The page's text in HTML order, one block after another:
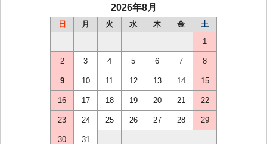
2026年8月
日 月 火 水 木 金
土
1
2 3 4 5 6 7 8
9 10 11 12 13 14 15
16 17 18 19 20 21 22
23 24 25 26 27 28 29
30 31